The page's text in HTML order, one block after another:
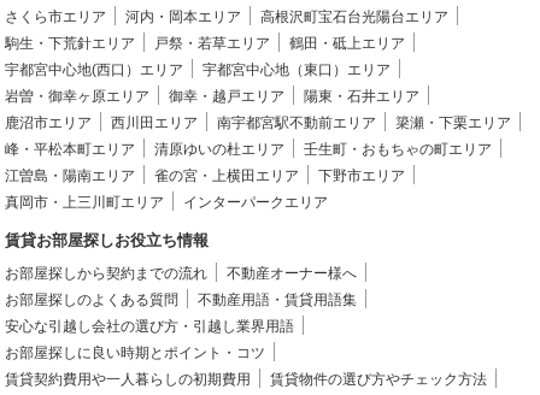
さくら市エリア
河内・岡本エリア
高根沢町宝石台光陽台エリア
駒生・下荒針エリア
戸祭・若草エリア
鶴田・砥上エリア
宇都宮中心地(西口）エリア
宇都宮中心地（東口）エリア
岩曽・御幸ヶ原エリア
御幸・越戸エリア
陽東・石井エリア
鹿沼市エリア
西川田エリア 南宇都宮駅不動前エリア
簗瀬・下栗エリア
峰・平松本町エリア
清原ゆいの杜エリア
壬生町・おもちゃの町エリア
江曽島・陽南エリア
雀の宮・上横田エリア
下野市エリア
真岡市・上三川町エリア
インターパークエリア
賃貸お部屋探しお役立ち情報
お部屋探しから契約までの流れ
不動産オーナー様へ
お部屋探しのよくある質問
不動産用語・賃貸用語集
安心な引越し会社の選び方・引越し業界用語
お部屋探しに良い時期とポイント・コツ
賃貸契約費用や一人暮らしの初期費用
賃貸物件の選び方やチェック方法